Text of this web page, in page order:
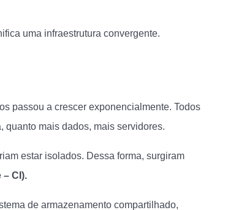
uma infraestrutura convergente.
passou a crescer exponencialmente. Todos
quanto mais dados, mais servidores.
estar isolados. Dessa forma, surgiram
CI).
de armazenamento compartilhado,